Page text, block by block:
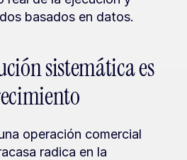
basados en datos.
sistemática es
operación comercial
radica en la